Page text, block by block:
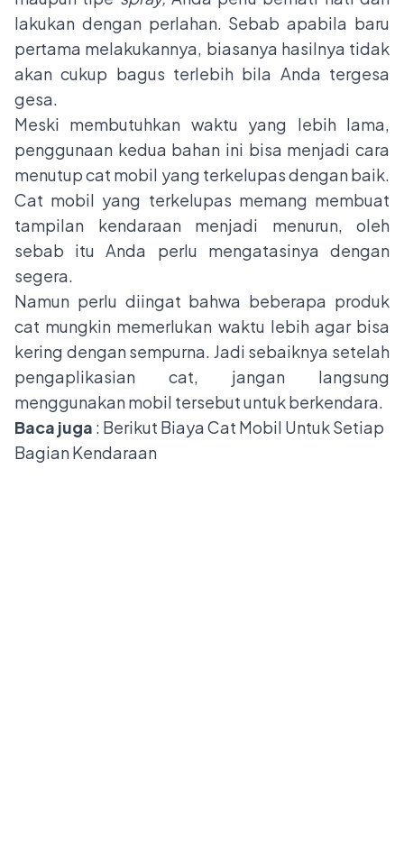
lakukan dengan perlahan. Sebab apabila baru
pertama melakukannya, biasanya hasilnya tidak
akan cukup bagus terlebih bila Anda tergesa
gesa.
Meski membutuhkan waktu yang lebih lama,
penggunaan kedua bahan ini bisa menjadi cara
menutup cat mobil yang terkelupas dengan baik.
Cat mobil yang terkelupas memang membuat
tampilan kendaraan menjadi menurun, oleh
sebab itu Anda perlu mengatasinya dengan
segera.
Namun perlu diingat bahwa beberapa produk
cat mungkin memerlukan waktu lebih agar bisa
kering dengan sempurna. Jadi sebaiknya setelah
pengaplikasian cat, jangan langsung
menggunakan mobil tersebut untuk berkendara.
Baca juga : Berikut Biaya Cat Mobil Untuk Setiap
Bagian Kendaraan